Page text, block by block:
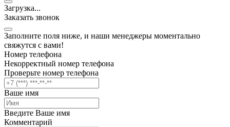
Загрузка...
Заказать звонок
Заполните поля ниже, и наши менеджеры моментально
свяжутся с вами!
Номер телефона
Некорректный номер телефона
Проверьте номер телефона
Ваше имя
Введите Ваше имя
Комментарий